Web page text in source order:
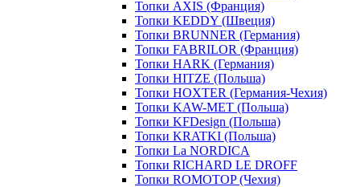
Топки AXIS (Франция)
Топки KEDDY (Швеция)
Топки BRUNNER (Германия)
Топки FABRILOR (Франция)
Топки HARK (Германия)
Топки HITZE (Польша)
Топки HOXTER (Германия-Чехия)
Топки KAW-MET (Польша)
Топки KFDesign (Польша)
Топки KRATKI (Польша)
Топки La NORDICA
Топки RICHARD LE DROFF
Топки ROMOTOP (Чехия)